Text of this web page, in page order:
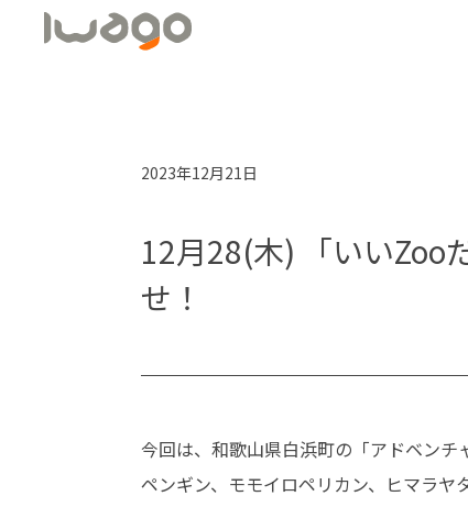
2023年12月21日
12月28(木) 「いいZoo
せ！
今回は、和歌山県白浜町の「アドベンチ
ペンギン、モモイロペリカン、ヒマラヤ